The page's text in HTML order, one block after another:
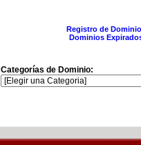
Registro de
Dominios
Categorías de Dominio: